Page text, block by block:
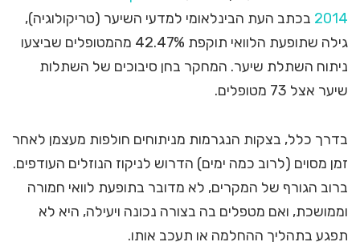
2014 בכתב העת הבינלאומי למדעי השיער (טריקולוגיה),
גילה שתופעת הלוואי תוקפת 42.47% מהמטופלים שביצעו
ניתוח השתלת שיער. המחקר בחן סיבוכים של השתלות
שיער אצל 73 מטופלים.
בדרך כלל, בצקות הנגרמות מניתוחים חולפות מעצמן לאחר
זמן מסוים (לרוב כמה ימים) הדרוש לניקוז הנוזלים העודפים.
ברוב הגורף של המקרים, לא מדובר בתופעת לוואי חמורה
וממושכת, ואם מטפלים בה בצורה נכונה ויעילה, היא לא
תפגע בתהליך ההחלמה או תעכב אותו.